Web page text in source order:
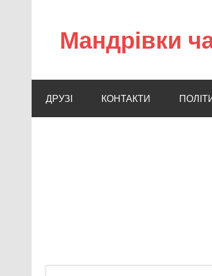
Мандрівки
ДРУЗІ КОНТАКТИ